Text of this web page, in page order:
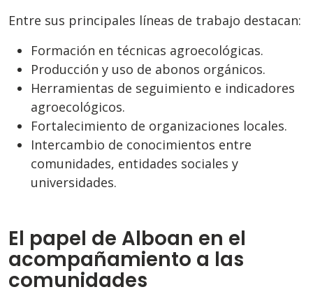
Entre sus principales líneas de trabajo destacan:
Formación en técnicas agroecológicas.
Producción y uso de abonos orgánicos.
Herramientas de seguimiento e indicadores
agroecológicos.
Fortalecimiento de organizaciones locales.
Intercambio de conocimientos entre
comunidades, entidades sociales y
universidades.
El papel de Alboan en el
acompañamiento a las
comunidades